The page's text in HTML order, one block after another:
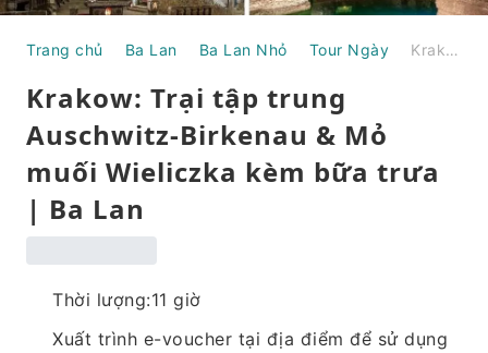
Trang chủ Ba Lan Ba Lan Nhỏ Tour Ngày Krakow: Trại tập trung Auschwitz-Birkenau & Mỏ muối Wieliczka kèm bữa trưa | Ba Lan
Krakow: Trại tập trung
Auschwitz-Birkenau & Mỏ
muối Wieliczka kèm bữa trưa
| Ba Lan
Thời lượng:11 giờ
Xuất trình e-voucher tại địa điểm để sử dụng